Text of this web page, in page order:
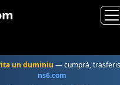
un duminiu — cumprà,
ns6.com